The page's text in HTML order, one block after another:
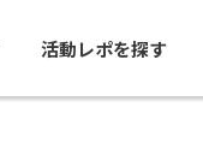
活動レポを探す